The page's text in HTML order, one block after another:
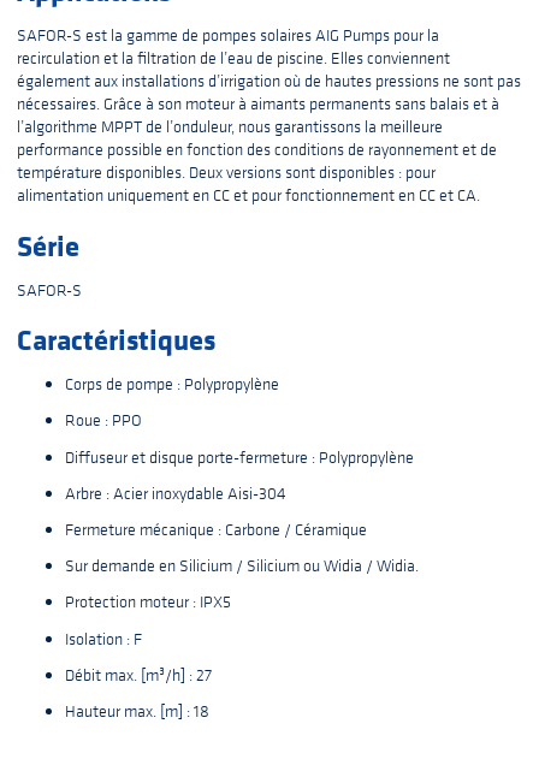
SAFOR-S est la gamme de pompes solaires AIG Pumps pour la
recirculation et la filtration de l’eau de piscine. Elles conviennent
également aux installations d’irrigation où de hautes pressions ne sont pas
nécessaires. Grâce à son moteur à aimants permanents sans balais et à
l’algorithme MPPT de l’onduleur, nous garantissons la meilleure
performance possible en fonction des conditions de rayonnement et de
température disponibles. Deux versions sont disponibles : pour
alimentation uniquement en CC et pour fonctionnement en CC et CA.
Série
SAFOR-S
Caractéristiques
Corps de pompe : Polypropylène
Roue : PPO
Diffuseur et disque porte-fermeture : Polypropylène
Arbre : Acier inoxydable Aisi-304
Fermeture mécanique : Carbone / Céramique
Sur demande en Silicium / Silicium ou Widia / Widia.
Protection moteur : IPX5
Isolation : F
Débit max. [m³/h] : 27
Hauteur max. [m] : 18